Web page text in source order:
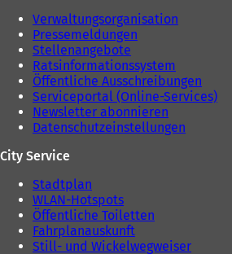
Verwaltungsorganisation
Pressemeldungen
Stellenangebote
Ratsinformationssystem
Öffentliche Ausschreibungen
Serviceportal (Online-Services)
Newsletter abonnieren
Datenschutzeinstellungen
City Service
Stadtplan
WLAN-Hotspots
Öffentliche Toiletten
Fahrplanauskunft
Still- und Wickelwegweiser